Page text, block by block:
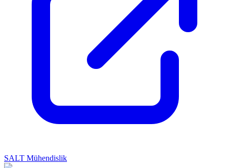
SALT Mühendislik